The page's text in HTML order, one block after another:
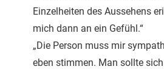
Einzelheiten des Aussehens
mich dann an ein Gefühl.“
„Die Person muss mir
eben stimmen. Man sollte